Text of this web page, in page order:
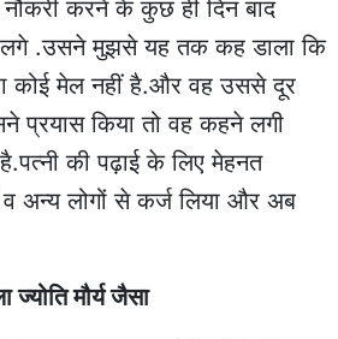
करने के कुछ ही दिन बाद
.उसने मुझसे यह तक कह डाला कि
कोई मेल नहीं है.और वह उससे दूर
प्रयास किया तो वह कहने लगी
की पढ़ाई के लिए मेहनत
व अन्य लोगों से कर्ज लिया और अब
ज्योति मौर्य जैसा